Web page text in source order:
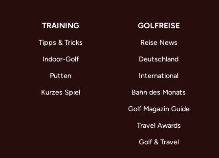
TRAINING
Tipps & Tricks
Indoor-Golf
Putten
Kurzes Spiel
GOLFREISE
Reise News
Deutschland
International
Bahn des Monats
Golf Magazin Guide
Travel Awards
Golf & Travel